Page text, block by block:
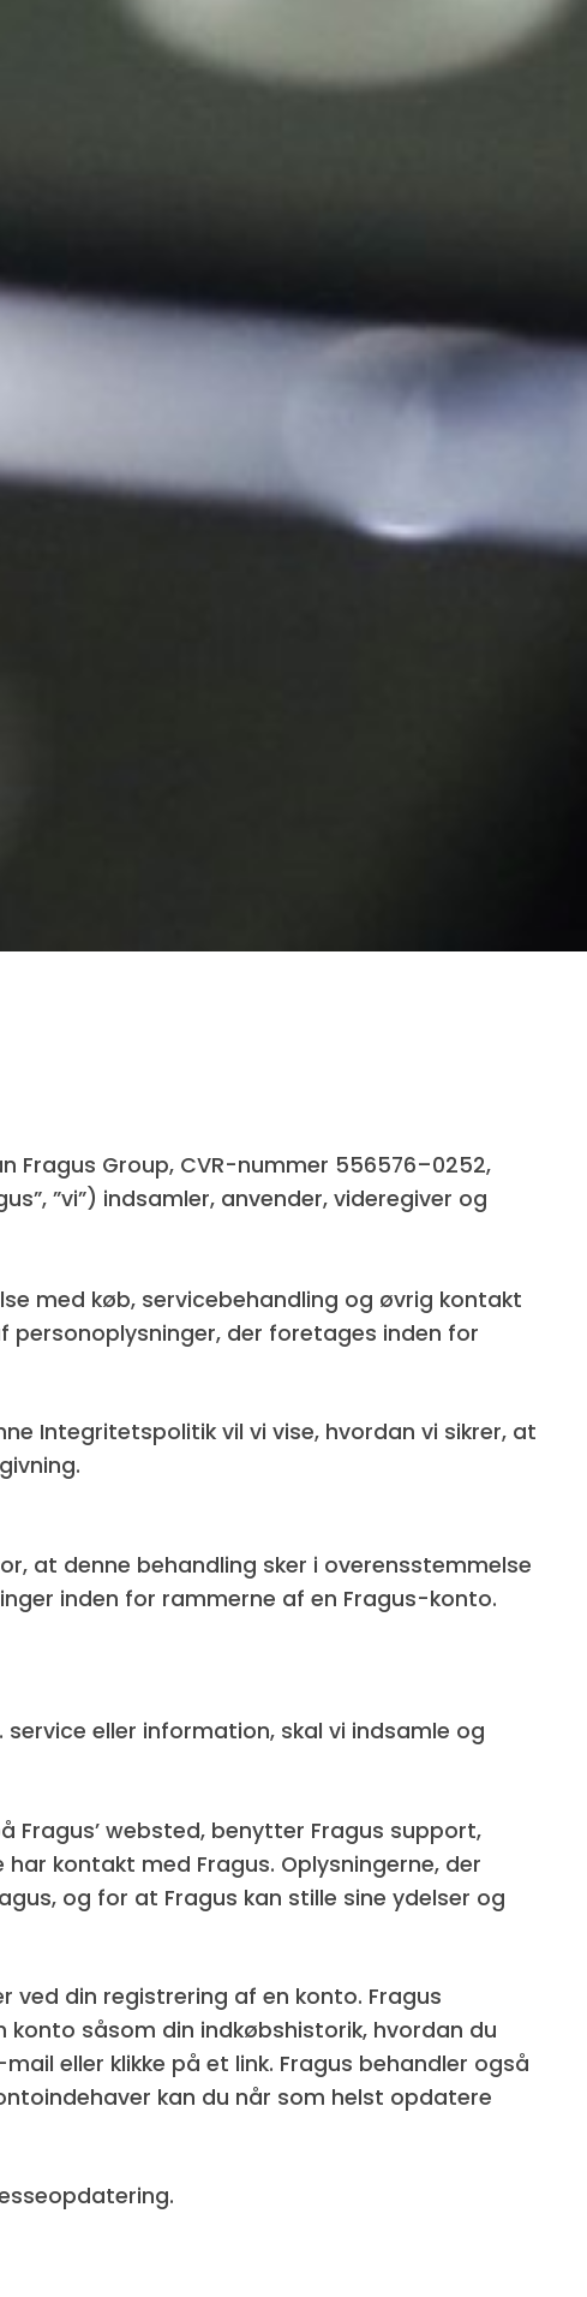
Fragus Group, CVR-nummer 556576–0252,
”vi”) indsamler, anvender, videregiver og
med køb, servicebehandling og øvrig kontakt
der foretages inden for
Integritetspolitik vil vi vise, hvordan vi sikrer, at
at denne behandling sker i overensstemmelse
inden for rammerne af en Fragus-konto.
eller information, skal vi indsamle og
Fragus’ websted, benytter Fragus support,
kontakt med Fragus. Oplysningerne, der
og for at Fragus kan stille sine ydelser og
ved din registrering af en konto. Fragus
såsom din indkøbshistorik, hvordan du
eller klikke på et link. Fragus behandler også
kan du når som helst opdatere